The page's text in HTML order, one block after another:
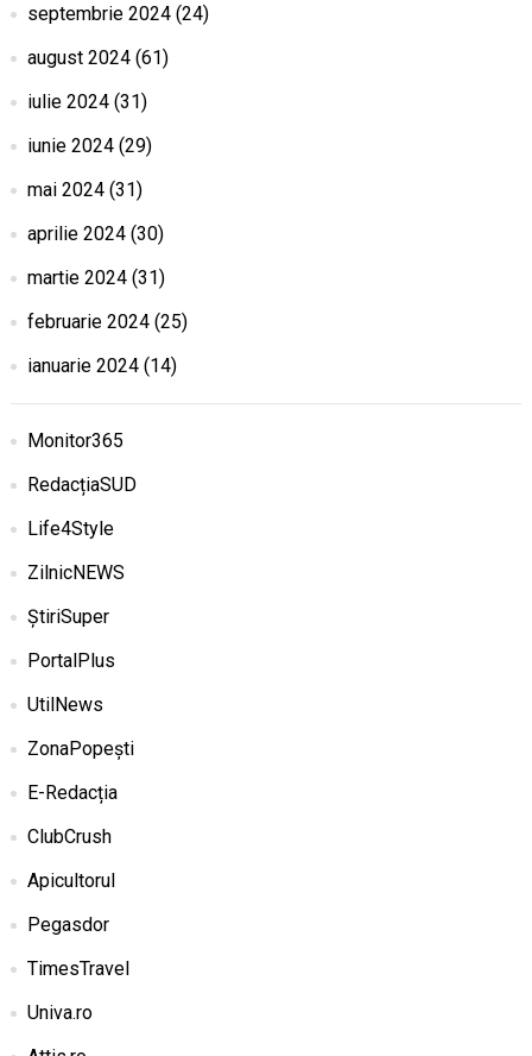
septembrie 2024(24)
august 2024(61)
iulie 2024(31)
iunie 2024(29)
mai 2024(31)
aprilie 2024(30)
martie 2024(31)
februarie 2024(25)
ianuarie 2024(14)
Monitor365
RedacțiaSUD
Life4Style
ZilnicNEWS
ȘtiriSuper
PortalPlus
UtilNews
ZonaPopești
E-Redacția
ClubCrush
Apicultorul
Pegasdor
TimesTravel
Univa.ro